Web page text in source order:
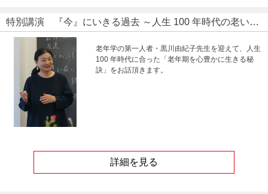
特別講演 『今』にいきる過去 ～人生 100 年時代の老いる楽しみ～ 講座
老年学の第一人者・黒川由紀子先生を迎えて、人生
100 年時代に合った「老年期を心豊かに生きる秘
訣」をお話頂きます。
詳細を見る